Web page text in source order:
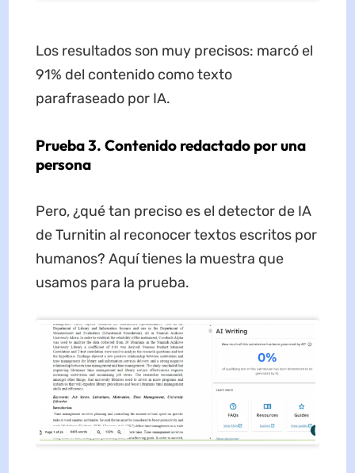
Los resultados son muy precisos: marcó el
91% del contenido como texto
parafraseado por IA.
Prueba 3. Contenido redactado por una
persona
Pero, ¿qué tan preciso es el detector de IA
de Turnitin al reconocer textos escritos por
humanos? Aquí tienes la muestra que
usamos para la prueba.